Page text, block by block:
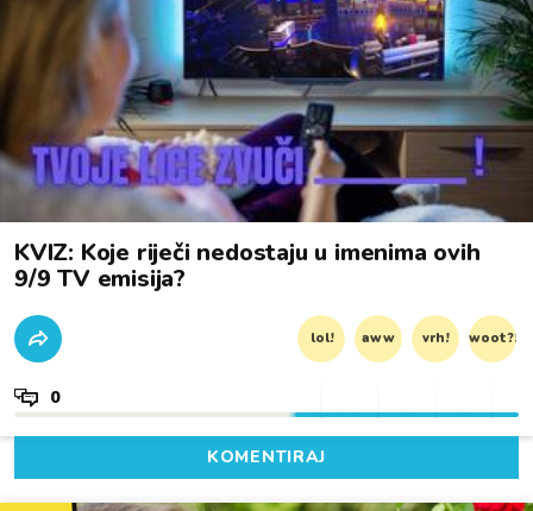
KVIZ: Koje riječi nedostaju u imenima ovih
9/9 TV emisija?
lol! aww vrh! woot?!
0
KOMENTIRAJ